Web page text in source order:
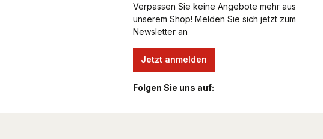
Verpassen Sie keine Angebote mehr aus
unserem Shop! Melden Sie sich jetzt zum
Newsletter an
Jetzt anmelden
Folgen Sie uns auf: